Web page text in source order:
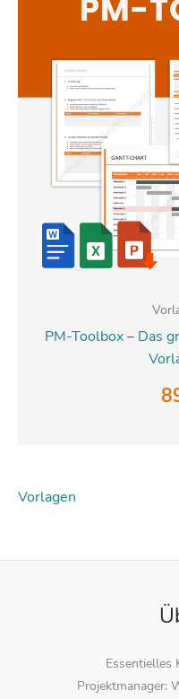
PM-Toolbox – Das
Vorlagen
Projektmanager: